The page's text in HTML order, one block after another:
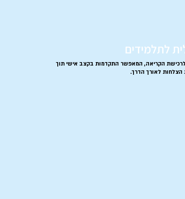
לתלמידים
הקריאה, המאפשר התקדמות בקצב אישי תוך
הצלחות לאורך הדרך.